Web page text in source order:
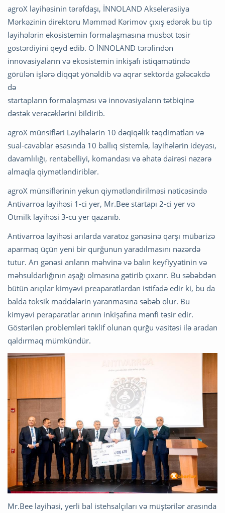
agroX layihəsinin tərəfdaşı, İNNOLAND Akselerasiiya
Mərkəzinin direktoru Məmməd Kərimov çıxış edərək bu tip
layihələrin ekosistemin formalaşmasına müsbət təsir
göstərdiyini qeyd edib. O İNNOLAND tərəfindən
innovasiyaların və ekosistemin inkişafı istiqamətində
görülən işlərə diqqət yönəldib və aqrar sektorda gələcəkdə
də
startapların formalaşması və innovasiyaların tətbiqinə
dəstək verəcəklərini bildirib.
agroX münsifləri Layihələrin 10 dəqiqəlik təqdimatları və
sual-cavablar əsasında 10 ballıq sistemlə, layihələrin ideyası,
davamlılığı, rentabelliyi, komandası və əhatə dairəsi nəzərə
almaqla qiymətləndiriblər.
agroX münsiflərinin yekun qiymətləndirilməsi nəticəsində
Antivarroa layihəsi 1-ci yer, Mr.Bee startapı 2-ci yer və
Otmilk layihəsi 3-cü yer qazanıb.
Antivarroa layihəsi arılarda varatoz gənəsinə qarşı mübarizə
aparmaq üçün yeni bir qurğunun yaradılmasını nəzərdə
tutur. Arı gənəsi arıların məhvinə və balın keyfiyyətinin və
məhsuldarlığının aşağı olmasına gətirib çıxarır. Bu səbəbdən
bütün arıçılar kimyəvi preaparatlardan istifadə edir ki, bu da
balda toksik maddələrin yaranmasına səbəb olur. Bu
kimyəvi peraparatlar arının inkişafına mənfi təsir edir.
Göstərilən problemləri təklif olunan qurğu vasitəsi ilə aradan
qaldırmaq mümkündür.
Mr.Bee layihəsi, yerli bal istehsalçıları və müştərilər arasında